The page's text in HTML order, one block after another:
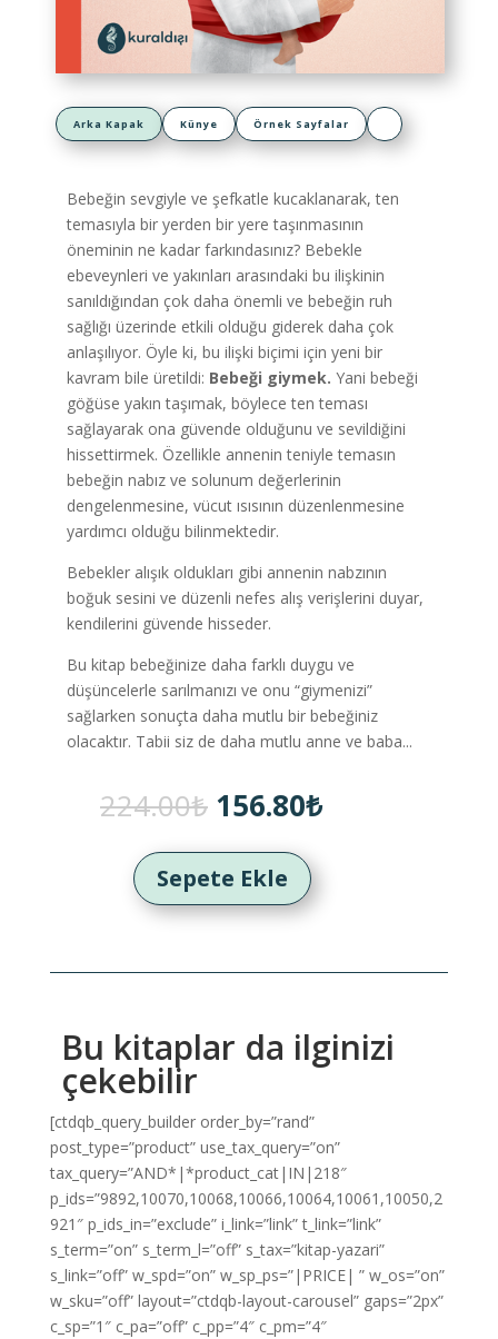
Arka Kapak Künye Örnek Sayfalar
Bebeğin sevgiyle ve şefkatle kucaklanarak, ten
temasıyla bir yerden bir yere taşınmasının
öneminin ne kadar farkındasınız? Bebekle
ebeveynleri ve yakınları arasındaki bu ilişkinin
sanıldığından çok daha önemli ve bebeğin ruh
sağlığı üzerinde etkili olduğu giderek daha çok
anlaşılıyor. Öyle ki, bu ilişki biçimi için yeni bir
kavram bile üretildi: Bebeği giymek. Yani bebeği
göğüse yakın taşımak, böylece ten teması
sağlayarak ona güvende olduğunu ve sevildiğini
hissettirmek. Özellikle annenin teniyle temasın
bebeğin nabız ve solunum değerlerinin
dengelenmesine, vücut ısısının düzenlenmesine
yardımcı olduğu bilinmektedir.
Bebekler alışık oldukları gibi annenin nabzının
boğuk sesini ve düzenli nefes alış verişlerini duyar,
kendilerini güvende hisseder.
Bu kitap bebeğinize daha farklı duygu ve
düşüncelerle sarılmanızı ve onu “giymenizi”
sağlarken sonuçta daha mutlu bir bebeğiniz
olacaktır. Tabii siz de daha mutlu anne ve baba...
224.00₺ Orijinal
fiyat:
224.00₺.
156.80₺Şu
Sepete Ekle
Bu kitaplar da ilginizi
çekebilir
[ctdqb_query_builder order_by=”rand”
post_type=”product” use_tax_query=”on”
tax_query=”AND*|*product_cat|IN|218″
p_ids=”9892,10070,10068,10066,10064,10061,10050,2
921″ p_ids_in=”exclude” i_link=”link” t_link=”link”
s_term=”on” s_term_l=”off” s_tax=”kitap-yazari”
s_link=”off” w_spd=”on” w_sp_ps=”|PRICE| ” w_os=”on”
w_sku=”off” layout=”ctdqb-layout-carousel” gaps=”2px”
c_sp=”1″ c_pa=”off” c_pp=”4″ c_pm=”4″